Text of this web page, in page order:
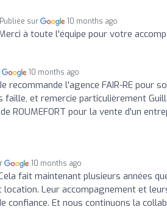
Publiée sur 10 months ago
à toute l'équipe pour votre
10 months ago
recommande l'agence FAIR-RE pour
et remercie particulièrement
ROUMEFORT pour la vente d'un
10 months ago
fait maintenant plusieurs années
location. Leur accompagnement et
confiance. Et nous continuons la